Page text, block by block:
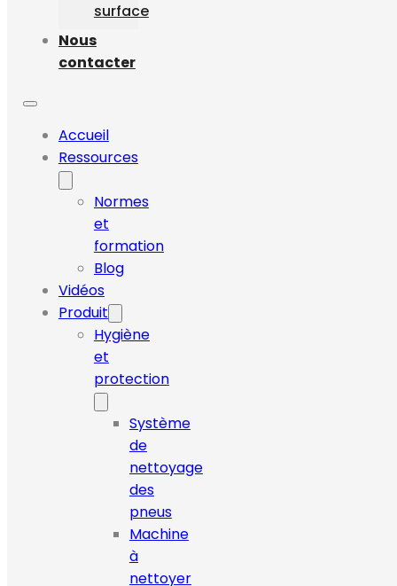
surface
Nous
contacter
Accueil
Ressources
Normes
et
formation
Blog
Vidéos
Produit
Hygiène
et
protection
Système
de
nettoyage
des
pneus
Machine
à
nettoyer